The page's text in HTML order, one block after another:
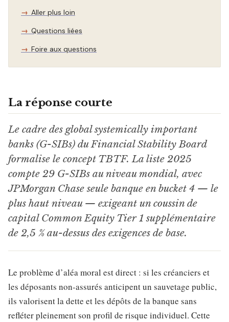
Aller plus loin
Questions liées
Foire aux questions
La réponse courte
Le cadre des global systemically important
banks (G-SIBs) du Financial Stability Board
formalise le concept TBTF. La liste 2025
compte 29 G-SIBs au niveau mondial, avec
JPMorgan Chase seule banque en bucket 4 — le
plus haut niveau — exigeant un coussin de
capital Common Equity Tier 1 supplémentaire
de 2,5 % au-dessus des exigences de base.
Le problème d’aléa moral est direct : si les créanciers et
les déposants non-assurés anticipent un sauvetage public,
ils valorisent la dette et les dépôts de la banque sans
refléter pleinement son profil de risque individuel. Cette